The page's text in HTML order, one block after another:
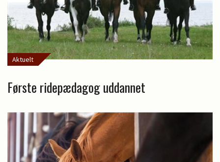
Aktuelt
Første ridepædagog uddannet